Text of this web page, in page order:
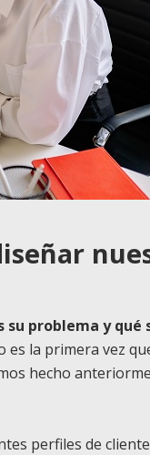
problema y qué
es la primera vez
hecho
perfiles de